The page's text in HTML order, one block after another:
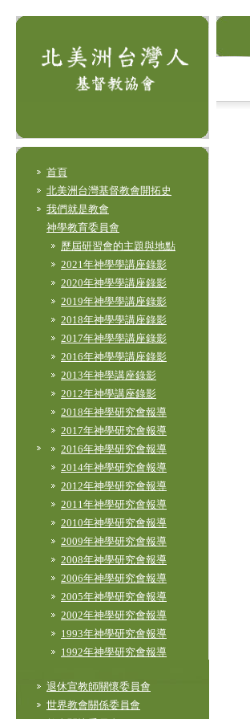
首頁
北美洲台灣基督教會開拓史
我們就是教會
神學教育委員會
歷屆研習會的主題與地點
2021年神學學講座錄影
2020年神學學講座錄影
2019年神學學講座錄影
2018年神學學講座錄影
2017年神學學講座錄影
2016年神學學講座錄影
2013年神學講座錄影
2012年神學講座錄影
2018年神學研究會報導
2017年神學研究會報導
2016年神學研究會報導
2014年神學研究會報導
2012年神學研究會報導
2011年神學研究會報導
2010年神學研究會報導
2009年神學研究會報導
2008年神學研究會報導
2006年神學研究會報導
2005年神學研究會報導
2002年神學研究會報導
1993年神學研究會報導
1992年神學研究會報導
退休宣教師關懷委員會
世界教會關係委員會